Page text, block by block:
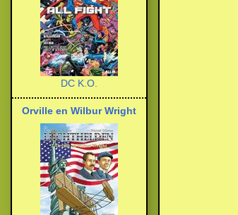
DC K.O.
Orville en Wilbur Wright